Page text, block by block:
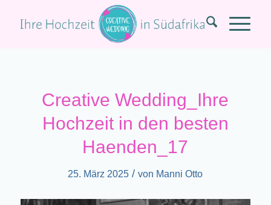
Creative Wedding_Ihre
Hochzeit in den besten
Haenden_17
25. März 2025 / von Manni Otto